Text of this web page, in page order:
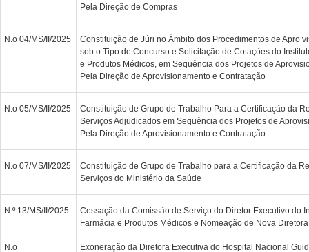
Pela Direção de Compras
N.o 04/MS/II/2025
Constituição de Júri no Âmbito dos Procedimentos de Apro
sob o Tipo de Concurso e Solicitação de Cotações do
e Produtos Médicos, em Sequência dos Projetos de
Pela Direção de Aprovisionamento e Contratação
N.o 05/MS/II/2025
Constituição de Grupo de Trabalho Para a Certificação da
Serviços Adjudicados em Sequência dos Projetos de
Pela Direção de Aprovisionamento e Contratação
N.o 07/MS/II/2025
Constituição de Grupo de Trabalho para a Certificação da
Serviços do Ministério da Saúde
N.º 13/MS/II/2025
Cessação da Comissão de Serviço do Diretor Executivo do
Farmácia e Produtos Médicos e Nomeação de Nova
N.o
Exoneração da Diretora Executiva do Hospital Nacional